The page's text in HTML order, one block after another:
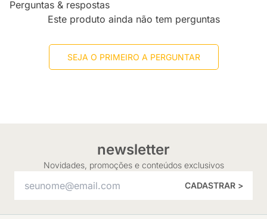
Perguntas & respostas
Este produto ainda não tem perguntas
SEJA O PRIMEIRO A PERGUNTAR
newsletter
Novidades, promoções e conteúdos exclusivos
CADASTRAR >